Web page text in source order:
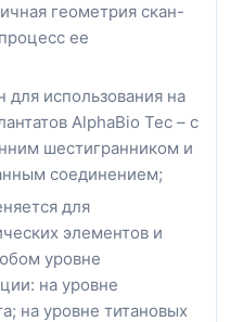
геометрия скан-
ее
для использования на
AlphaBio Tec – с
шестигранником и
соединением;
для
элементов и
уровне
на уровне
на уровне титановых